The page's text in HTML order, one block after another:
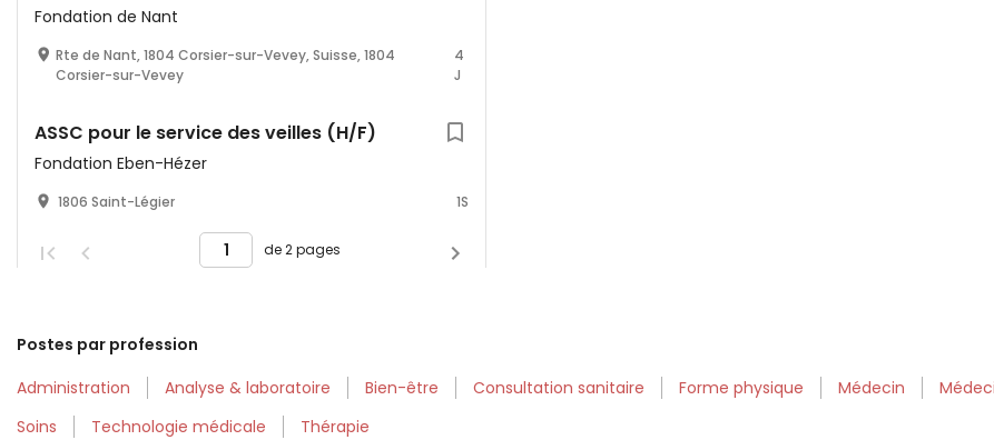
Fondation de Nant
Rte de Nant, 1804 Corsier-sur-Vevey, Suisse, 1804
Corsier-sur-Vevey
4
J
ASSC pour le service des veilles (H/F)
Fondation Eben-Hézer
1806 Saint-Légier 1S
de 2 pages
Postes par profession
Administration
Analyse & laboratoire Bien-être Consultation sanitaire Forme physique Médecin
Soins
Technologie médicale Thérapie